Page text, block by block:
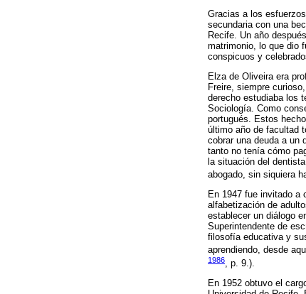
Gracias a los
secundaria con una
Recife. Un año
matrimonio, lo que dio
conspicuos y
Elza de Oliveira era
Freire, siempre
derecho estudiaba los
Sociología. Como
portugués. Estos
último año de facultad
cobrar una deuda a un
tanto no tenía cómo
la situación del
abogado, sin siquiera
En 1947 fue invitado a
alfabetización de
establecer un diálogo
Superintendente de
filosofía educativa y
aprendiendo, desde
1986, p. 9.).
En 1952 obtuvo el